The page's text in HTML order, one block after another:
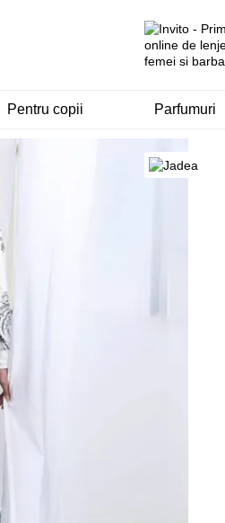
Pentru copii Parfumuri